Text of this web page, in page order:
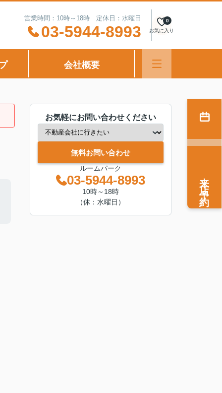
営業時間：10時～18時 定休日：水曜日
03-5944-8993 お気に入り
0
会社概要
お気軽にお問い合わせください
無料お問い合わせ
ルームパーク
03-5944-8993
10時～18時
（休：水曜日）
来店予約